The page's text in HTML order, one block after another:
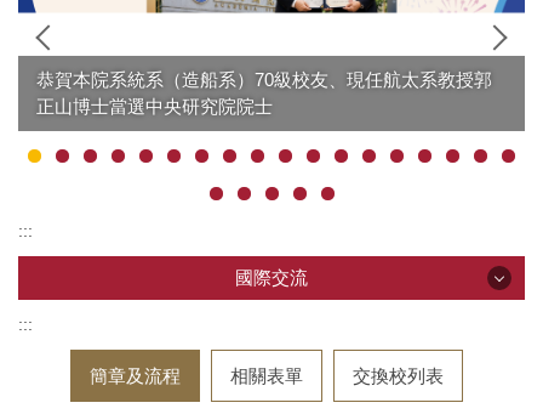
恭賀本院系統系（造船系）70級校友、現任航太系教授郭
正山博士當選中央研究院院士
:::
國際交流
訊息公告
:::
簡章及流程 相關表單 交換校列表